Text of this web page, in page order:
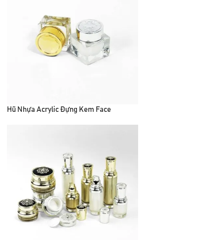
Hũ Nhựa Acrylic Đựng Kem Face